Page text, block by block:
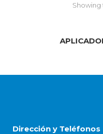
Showing
Dirección y Teléfonos